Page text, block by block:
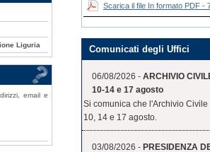
Scarica il file In formato PDF -
Comunicati degli Uffici
06/08/2026 - ARCHIVIO
10-14 e 17 agosto
Si comunica che l'Archivio
10, 14 e 17 agosto.
03/08/2026 - PRESIDENZA
Liguria
email e